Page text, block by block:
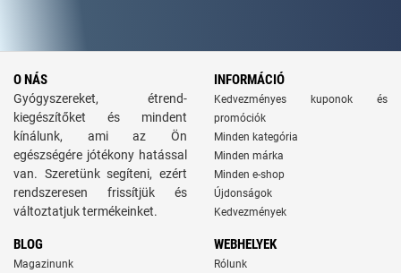
O NÁS
Gyógyszereket, étrend-
kiegészítőket és mindent
kínálunk, ami az Ön
egészségére jótékony hatással
van. Szeretünk segíteni, ezért
rendszeresen frissítjük és
változtatjuk termékeinket.
INFORMÁCIÓ
Kedvezményes kuponok és
promóciók
Minden kategória
Minden márka
Minden e-shop
Újdonságok
Kedvezmények
BLOG
Magazinunk
WEBHELYEK
Rólunk